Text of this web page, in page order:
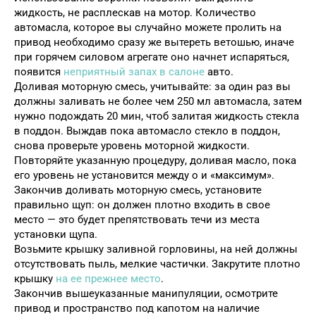
жидкость, не расплескав на мотор. Количество
автомасла, которое вы случайно можете пролить на
привод необходимо сразу же вытереть ветошью, иначе
при горячем силовом агрегате оно начнет испаряться,
появится неприятный запах в салоне авто.
Доливая моторную смесь, учитывайте: за один раз вы
должны заливать не более чем 250 мл автомасла, затем
нужно подождать 20 мин, чтоб залитая жидкость стекла
в поддон. Выждав пока автомасло стекло в поддон,
снова проверьте уровень моторной жидкости.
Повторяйте указанную процедуру, доливая масло, пока
его уровень не установится между о и «максимум».
Закончив доливать моторную смесь, установите
правильно щуп: он должен плотно входить в свое
место — это будет препятствовать течи из места
установки щупа.
Возьмите крышку заливной горловины, на ней должны
отсутствовать пыль, мелкие частички. Закрутите плотно
крышку на ее прежнее место.
Закончив вышеуказанные манипуляции, осмотрите
привод и пространство под капотом на наличие